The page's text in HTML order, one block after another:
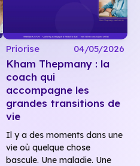
Priorise 04/05/2026
Kham Thepmany : la
coach qui
accompagne les
grandes transitions de
vie
Il y a des moments dans une
vie où quelque chose
bascule. Une maladie. Une